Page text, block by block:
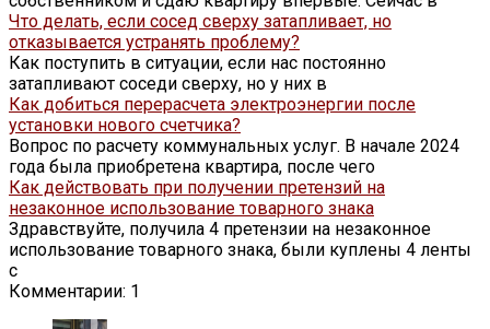
Что делать, если сосед сверху затапливает, но
отказывается устранять проблему?
Как поступить в ситуации, если нас постоянно
затапливают соседи сверху, но у них в
Как добиться перерасчета электроэнергии после
установки нового счетчика?
Вопрос по расчету коммунальных услуг. В начале 2024
года была приобретена квартира, после чего
Как действовать при получении претензий на
незаконное использование товарного знака
Здравствуйте, получила 4 претензии на незаконное
использование товарного знака, были куплены 4 ленты
с
Комментарии: 1